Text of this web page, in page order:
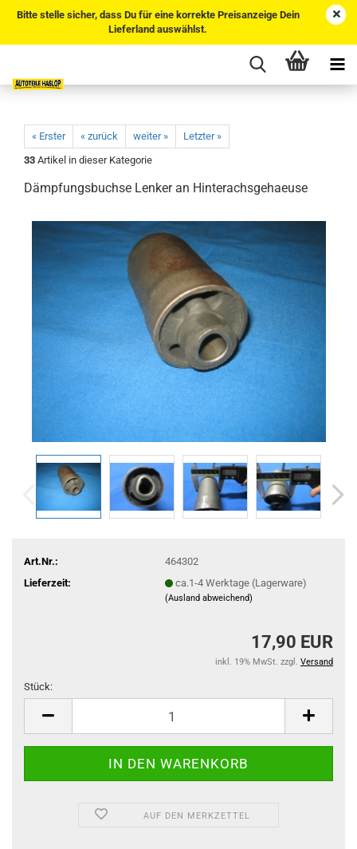
Bitte stelle sicher, dass Du für eine korrekte Preisanzeige Dein
Lieferland auswählst.
« Erster « zurück weiter »
Letzter »
33 Artikel in dieser Kategorie
Dämpfungsbuchse Lenker an Hinterachsgehaeuse
Art.Nr.:
464302
Lieferzeit:
ca.1-4 Werktage (Lagerware)
(Ausland abweichend)
17,90 EUR
inkl. 19% MwSt. zzgl. Versand
Stück:
AUF DEN MERKZETTEL